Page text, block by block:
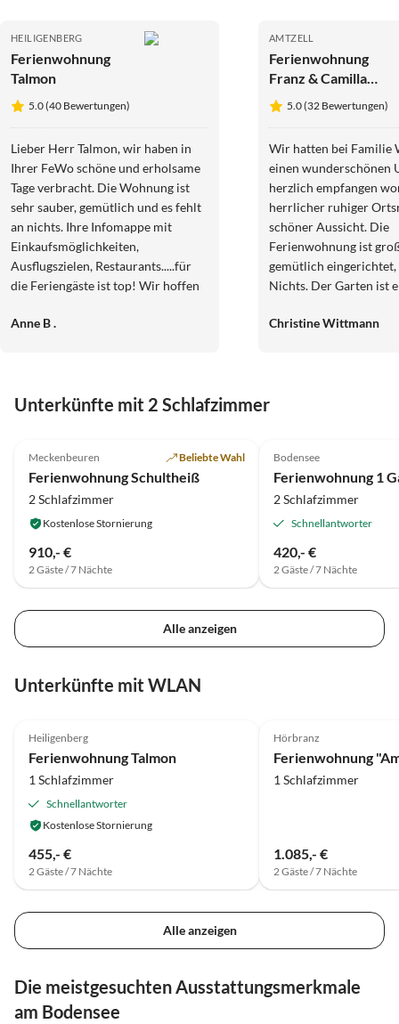
HEILIGENBERG
Ferienwohnung
Talmon
5.0 (40 Bewertungen)
Lieber Herr Talmon, wir haben in
Ihrer FeWo schöne und erholsame
Tage verbracht. Die Wohnung ist
sehr sauber, gemütlich und es fehlt
an nichts. Ihre Infomappe mit
Einkaufsmöglichkeiten,
Ausflugszielen, Restaurants.....für
die Feriengäste ist top! Wir hoffen
Ihre Wohnung weiterempfehlen.
Anne B .
AMTZELL
Ferienwohnung
Franz & Camilla
Wagner
5.0 (32 Bewertungen)
Wir hatten bei Familie
einen wunderschönen
herzlich empfangen
herrlicher ruhiger
schöner Aussicht. Die
Ferienwohnung ist
gemütlich eingerichtet,
Nichts. Der Garten ist
Pool tat zur Abkühlung
Christine Wittmann
Unterkünfte mit 2 Schlafzimmer
Meckenbeuren Beliebte Wahl
Ferienwohnung Schultheiß
2 Schlafzimmer
Kostenlose Stornierung
910,- €
2 Gäste / 7 Nächte
Bodensee
Ferienwohnung 1
2 Schlafzimmer
Schnellantworter
420,- €
2 Gäste / 7 Nächte
Alle anzeigen
Unterkünfte mit WLAN
Heiligenberg
Ferienwohnung Talmon
1 Schlafzimmer
Schnellantworter
Kostenlose Stornierung
455,- €
2 Gäste / 7 Nächte
Hörbranz
Ferienwohnung
1 Schlafzimmer
1.085,- €
2 Gäste / 7 Nächte
Alle anzeigen
Die meistgesuchten Ausstattungsmerkmale
am Bodensee